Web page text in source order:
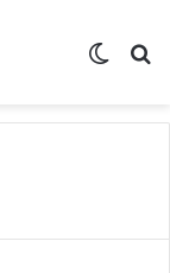
Dış